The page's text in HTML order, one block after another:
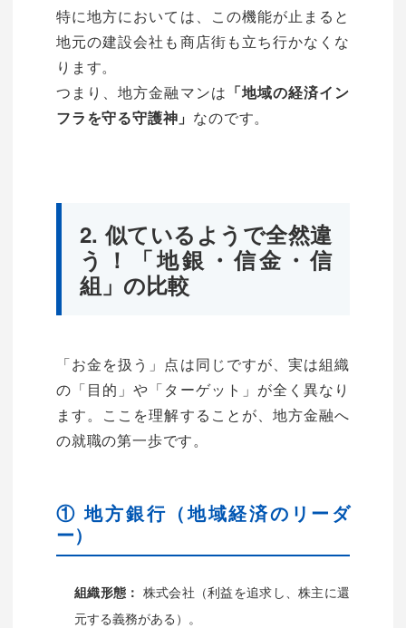
特に地方においては、この機能が止まると
地元の建設会社も商店街も立ち行かなくな
ります。
つまり、地方金融マンは 「地域の経済イン
フラを守る守護神」 なのです。
2. 似ているようで全然違
う！「地銀・信金・信
組」の比較
「お金を扱う」点は同じですが、実は組織
の「目的」や「ターゲット」が全く異なり
ます。ここを理解することが、地方金融へ
の就職の第一歩です。
① 地方銀行（地域経済のリーダ
ー）
組織形態： 株式会社（利益を追求し、株主に還
元する義務がある）。